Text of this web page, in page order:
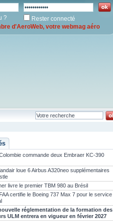
?
Rester connecté
d'AeroWeb, votre webmag aéro
commande deux Embraer KC-390
loue 6 Airbus A320neo supplémentaires
livre le premier TBM 980 au Brésil
certifie le Boeing 737 Max 7 pour le service
réglementation de la formation des
ULM entrera en vigueur en février 2027